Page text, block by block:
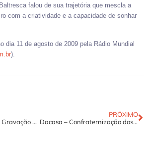
falou de sua trajetória que mescla a
com a criatividade e a capacidade de sonhar
dia 11 de agosto de 2009 pela Rádio Mundial
).
Peak Performance – Gravação do módulo Planejamento
PRÓXIMO
Dacasa – Confraternização dos funcionários do Grupo Dadalto/Dacasa.